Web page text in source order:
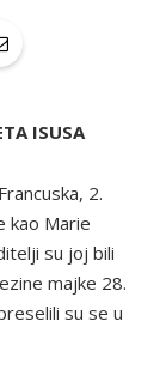
ISUSA
2.
kao Marie
su joj bili
majke 28.
su se u